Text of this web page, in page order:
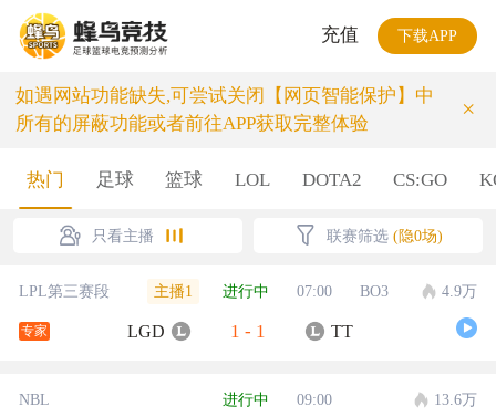
充值 下载APP
如遇网站功能缺失,可尝试关闭【网页智能保护】中
所有的屏蔽功能或者前往APP获取完整体验
×
热门 足球 篮球 LOL DOTA2 CS:GO
只看主播 联赛筛选 (隐0场)
LPL第三赛段 主播1 进行中 07:00 BO3 4.9万
专家 LGD 1 - 1 TT
NBL 进行中 09:00 13.6万